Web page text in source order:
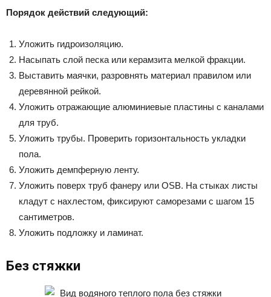
Порядок действий следующий:
Уложить гидроизоляцию.
Насыпать слой песка или керамзита мелкой фракции.
Выставить маячки, разровнять материал правилом или
деревянной рейкой.
Уложить отражающие алюминиевые пластины с каналами
для труб.
Уложить трубы. Проверить горизонтальность укладки
пола.
Уложить демпферную ленту.
Уложить поверх труб фанеру или OSB. На стыках листы
кладут с нахлестом, фиксируют саморезами с шагом 15
сантиметров.
Уложить подложку и ламинат.
Без стяжки